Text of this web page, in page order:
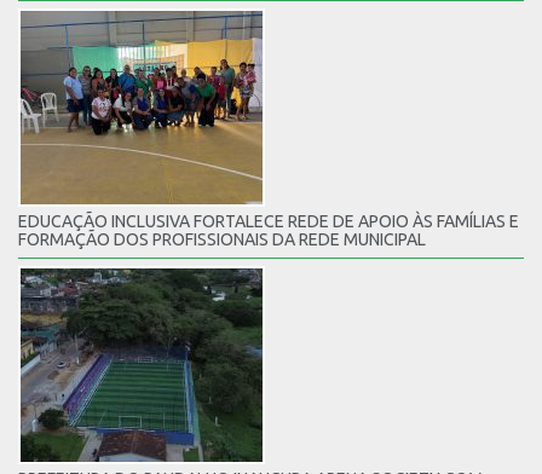
EDUCAÇÃO INCLUSIVA FORTALECE REDE DE APOIO ÀS FAMÍLIAS E
FORMAÇÃO DOS PROFISSIONAIS DA REDE MUNICIPAL